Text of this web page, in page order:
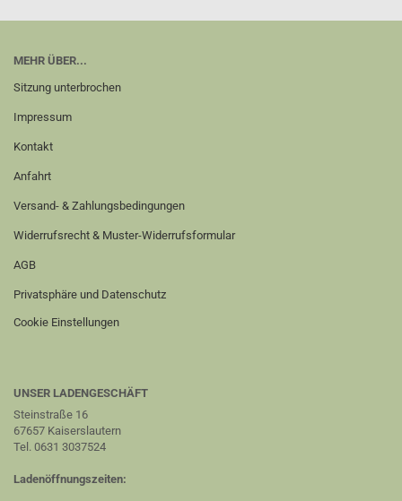
MEHR ÜBER...
Sitzung unterbrochen
Impressum
Kontakt
Anfahrt
Versand- & Zahlungsbedingungen
Widerrufsrecht & Muster-Widerrufsformular
AGB
Privatsphäre und Datenschutz
Cookie Einstellungen
UNSER LADENGESCHÄFT
Steinstraße 16
67657 Kaiserslautern
Tel. 0631 3037524
Ladenöffnungszeiten: